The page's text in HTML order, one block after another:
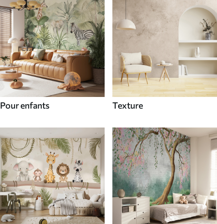
Pour enfants Texture